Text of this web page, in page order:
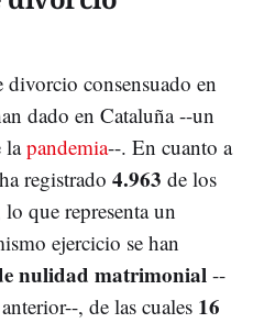
consensuado en
dado en Cataluña --un
lapandemia--. En cuanto a
registrado 4.963 de los
que representa un
ejercicio se han
nulidad matrimonial --
, de las cuales 16